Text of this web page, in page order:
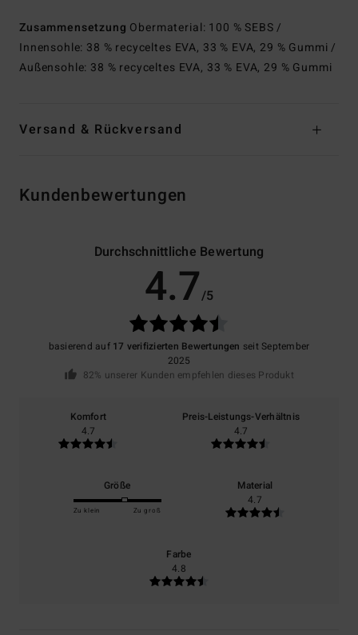
Zusammensetzung Obermaterial: 100 % SEBS /
Innensohle: 38 % recyceltes EVA, 33 % EVA, 29 % Gummi /
Außensohle: 38 % recyceltes EVA, 33 % EVA, 29 % Gummi
Versand & Rückversand
Kundenbewertungen
Durchschnittliche Bewertung
4.7/5
basierend auf 17 verifizierten Bewertungen seit September
2025
82% unserer Kunden empfehlen dieses Produkt
Komfort
4.7
Preis-Leistungs-Verhältnis
4.7
Größe
Zu klein Zu groß
Material
4.7
Farbe
4.8